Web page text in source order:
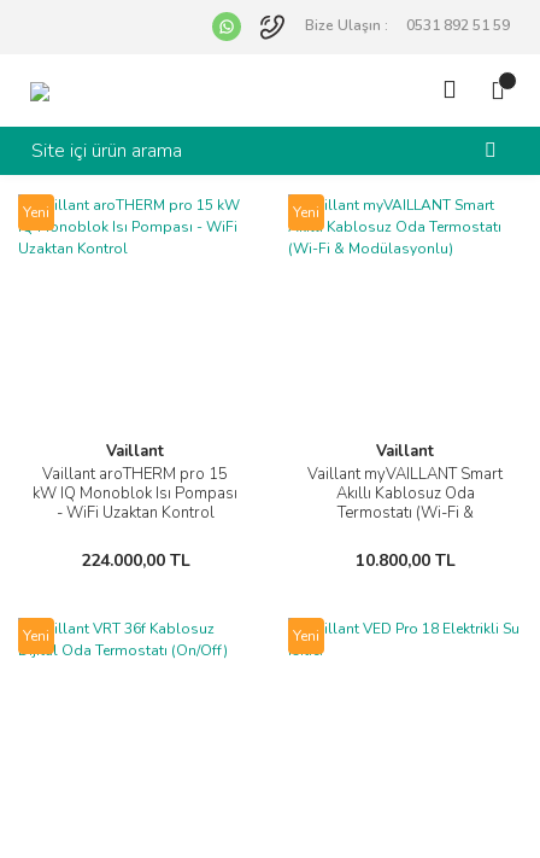
Bize Ulaşın : 0531 892 51 59
Yeni
Vaillant
Vaillant aroTHERM pro 15
kW IQ Monoblok Isı Pompası
- WiFi Uzaktan Kontrol
224.000,00 TL
Yeni
Vaillant
Vaillant myVAILLANT Smart
Akıllı Kablosuz Oda
Termostatı (Wi-Fi &
10.800,00 TL
Yeni Yeni